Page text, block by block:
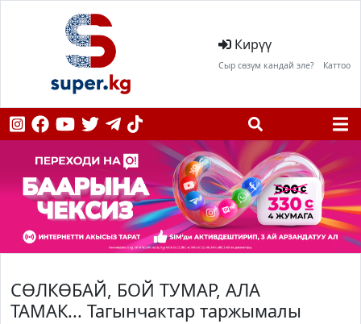
Кирүү
Сыр сөзүм кандай эле? Каттоо
СӨЛКӨБАЙ, БОЙ ТУМАР, АЛА
ТАМАК... Тагынчактар таржымалы